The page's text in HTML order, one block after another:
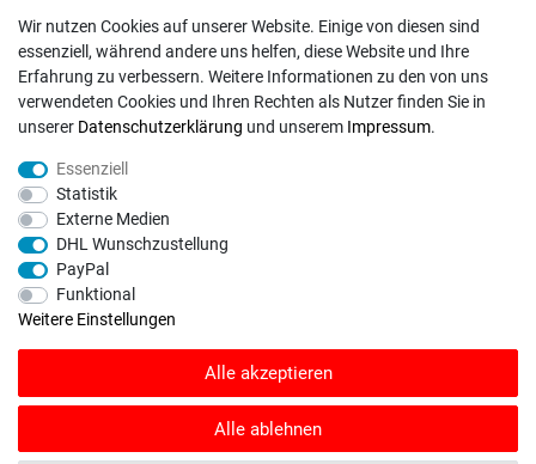
Vorkasse
DHL
Montag - Freitag, 09:00 - 18:00
info@rasentraktoren-motoren.de
MA-Versand GmbH, 53925 Kall, In der Laach 1-3
Unser Unternehmen sammelt über den unabhängigen Dienstleister
Maßnahmen ein, um Bewertungen zu verifizieren.
von Kundenbewertungen auf SHOPVOTE finden Sie hier.
Wir nutzen Cookies auf unserer Website. Einige von diesen sind
essenziell, während andere uns helfen, diese Website und Ihre
Erfahrung zu verbessern. Weitere Informationen zu den von uns
verwendeten Cookies und Ihren Rechten als Nutzer finden Sie in
unserer Daten­schutz­erklärung und unserem Impressum.
Essenziell
Statistik
Externe Medien
DHL Wunschzustellung
PayPal
Funktional
Weitere Einstellungen
Alle akzeptieren
Alle ablehnen